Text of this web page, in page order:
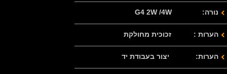
נורה: G4 2W /4W
הערות : זכוכית מחולקת
הערות: יצור בעבודת יד